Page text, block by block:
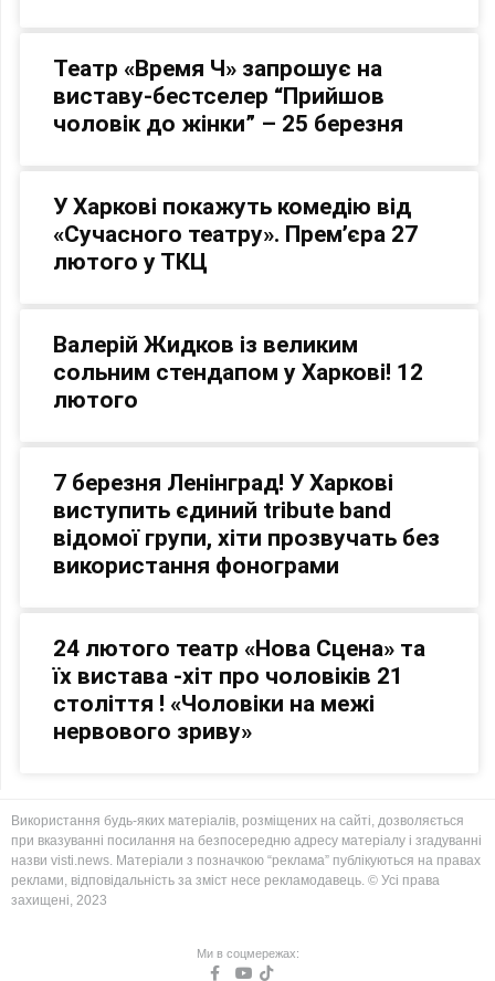
Театр «Время Ч» запрошує на
виставу-бестселер “Прийшов
чоловік до жінки” – 25 березня
У Харкові покажуть комедію від
«Сучасного театру». Прем’єра 27
лютого у ТКЦ
Валерій Жидков із великим
сольним стендапом у Харкові! 12
лютого
7 березня Ленінград! У Харкові
виступить єдиний tribute band
відомої групи, хіти прозвучать без
використання фонограми
24 лютого театр «Нова Сцена» та
їх вистава -хіт про чоловіків 21
століття ! «Чоловіки на межі
нервового зриву»
Використання будь-яких матеріалів, розміщених на сайті, дозволяється
при вказуванні посилання на безпосередню адресу матеріалу і згадуванні
назви visti.news. Матеріали з позначкою “реклама” публікуються на правах
реклами, відповідальність за зміст несе рекламодавець. © Усі права
захищені, 2023
Ми в соцмережах: